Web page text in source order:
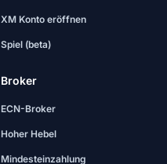
XM Konto eröffnen
Spiel (beta)
Broker
ECN-Broker
Hoher Hebel
Mindesteinzahlung